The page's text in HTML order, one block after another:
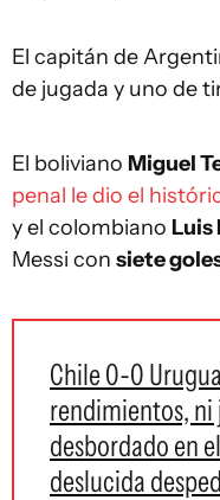
El capitán de
de jugada y uno de
El boliviano Miguel
penal le dio el
y el colombiano Luis
Messi con siete
Chile 0-0
rendimientos, ni
desbordado en
deslucida